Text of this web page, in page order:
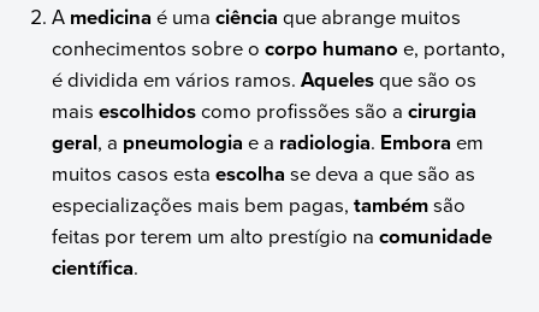
A medicina é umaciência que abrange muitos
conhecimentos sobre ocorpo humano e, portanto,
é dividida em vários ramos.Aquelesque são os
maisescolhidoscomo profissões são a cirurgia
geral, a pneumologia e a radiologia. Embora em
muitos casos estaescolha se deva a que são as
especializações mais bem pagas, tambémsão
feitas por terem um alto prestígio nacomunidade
científica.